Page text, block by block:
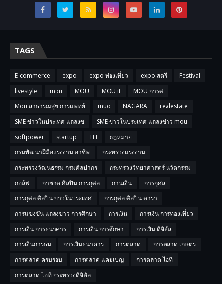
TAGS
E-commerce expo expo ท่องเที่ยว expo สตรี
Festival
livestyle
mou MOU MOU it
MOU การศ
Mou สาธารณสุข การแพทย์
muo NAGARA
realestate
SME ข่าวในประเทศ แถลงข
SME ข่าวในประเทศ แถลงข่าว mou
softpower
startup TH
กฎหมาย
กรมพัฒนาฝีมือแรงงาน อาชีพ
กระทรวงแรงงาน
กระทรวงวัฒนธรรม กรมศิลปากร
กระทรวงวิทยาศาสตร์ นวัตกรรม
กอล์ฟ
กาชาด ศิลปิน การกุศล กานเงิน
การกุศล
การกุศล ศิลปิน ข่าวในประเทศ
การกุศล ศิลปิน ดารา
การแข่งขัน แถลงข่าว การศึกษา
การเงิน
การเงิน การท่องเที่ยว
การเงิน การธนาคาร
การเงิน การศึกษา
การเงิน ดิจิตัล
การเงินการธน
การเงินธนาคาร การตลาด
การตลาด เกษตร
การตลาด ครบรอบ
การตลาด แคมเปญ
การตลาด ไอที
การตลาด ไอที กระทรวงดิจิตัล